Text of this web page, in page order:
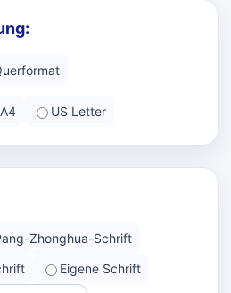
A4 US Letter
Zhonghua-Schrift
Eigene Schrift